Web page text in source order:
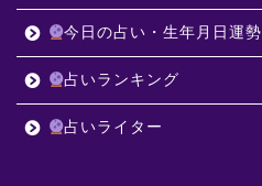
今日の占い・生年月日運勢
占いランキング
占いライター